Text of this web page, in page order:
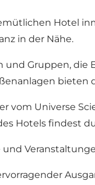
Hotel
in der Nähe.
und Gruppen,
vom Universe
Hotels findest